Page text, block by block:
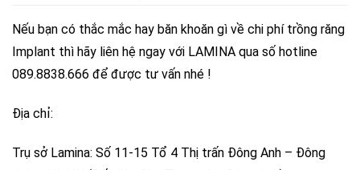
Nếu bạn có thắc mắc hay băn khoăn gì về chi phí trồng răng
Implant thì hãy liên hệ ngay với LAMINA qua số hotline
089.8838.666 để được tư vấn nhé !
Địa chỉ:
Trụ sở Lamina: Số 11-15 Tổ 4 Thị trấn Đông Anh – Đông